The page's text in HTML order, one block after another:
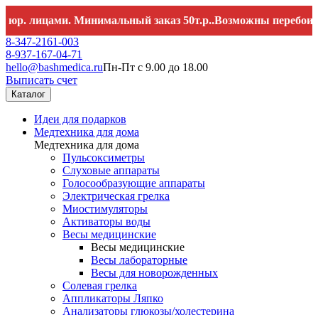
Минимальный заказ 50т.р..Возможны перебои со
8-347-2161-003
8-937-167-04-71
hello@bashmedica.ruПн-Пт с 9.00 до 18.00
Выписать счет
Каталог
Идеи для подарков
Медтехника для дома
Медтехника для дома
Пульсоксиметры
Слуховые аппараты
Голосообразующие аппараты
Электрическая грелка
Миостимуляторы
Активаторы воды
Весы медицинские
Весы медицинские
Весы лабораторные
Весы для новорожденных
Солевая грелка
Аппликаторы Ляпко
Анализаторы глюкозы/холестерина